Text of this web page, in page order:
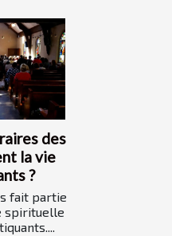
des
la vie
?
fait partie
spirituelle